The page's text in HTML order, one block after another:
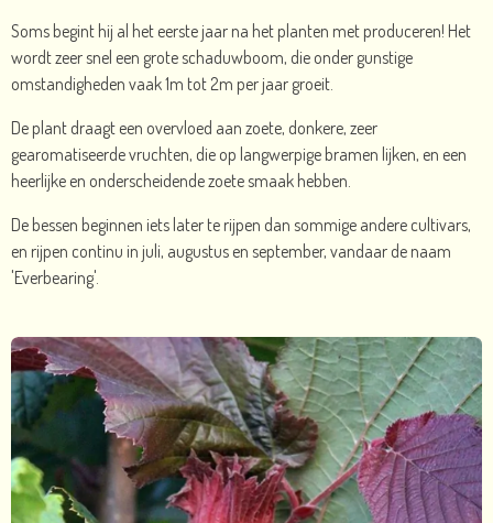
Soms begint hij al het eerste jaar na het planten met produceren! Het
wordt zeer snel een grote schaduwboom, die onder gunstige
omstandigheden vaak 1m tot 2m per jaar groeit.
De plant draagt ​​een overvloed aan zoete, donkere, zeer
gearomatiseerde vruchten, die op langwerpige bramen lijken, en een
heerlijke en onderscheidende zoete smaak hebben.
De bessen beginnen iets later te rijpen dan sommige andere cultivars,
en rijpen continu in juli, augustus en september, vandaar de naam
'Everbearing'.